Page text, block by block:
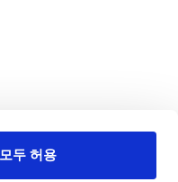
모두 허용